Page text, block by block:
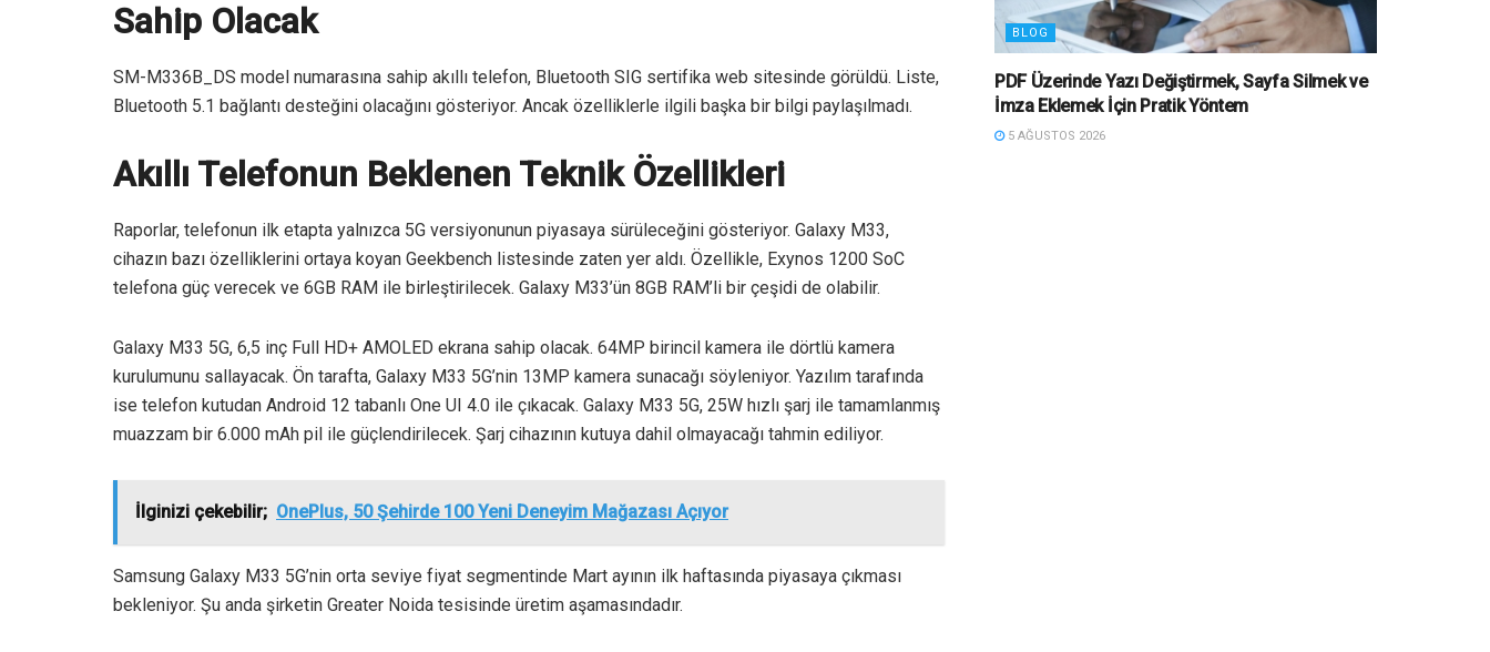
Sahip Olacak
SM-M336B_DS model numarasına sahip akıllı telefon, Bluetooth SIG sertifika web sitesinde görüldü. Liste,
Bluetooth 5.1 bağlantı desteğini olacağını gösteriyor. Ancak özelliklerle ilgili başka bir bilgi paylaşılmadı.
Akıllı Telefonun Beklenen Teknik Özellikleri
Raporlar, telefonun ilk etapta yalnızca 5G versiyonunun piyasaya sürüleceğini gösteriyor. Galaxy M33,
cihazın bazı özelliklerini ortaya koyan Geekbench listesinde zaten yer aldı. Özellikle, Exynos 1200 SoC
telefona güç verecek ve 6GB RAM ile birleştirilecek. Galaxy M33’ün 8GB RAM’li bir çeşidi de olabilir.
Galaxy M33 5G, 6,5 inç Full HD+ AMOLED ekrana sahip olacak. 64MP birincil kamera ile dörtlü kamera
kurulumunu sallayacak. Ön tarafta, Galaxy M33 5G’nin 13MP kamera sunacağı söyleniyor. Yazılım tarafında
ise telefon kutudan Android 12 tabanlı One UI 4.0 ile çıkacak. Galaxy M33 5G, 25W hızlı şarj ile tamamlanmış
muazzam bir 6.000 mAh pil ile güçlendirilecek. Şarj cihazının kutuya dahil olmayacağı tahmin ediliyor.
İlginizi çekebilir; OnePlus, 50 Şehirde 100 Yeni Deneyim Mağazası Açıyor
Samsung Galaxy M33 5G’nin orta seviye fiyat segmentinde Mart ayının ilk haftasında piyasaya çıkması
bekleniyor. Şu anda şirketin Greater Noida tesisinde üretim aşamasındadır.
BLOG
PDF Üzerinde Yazı Değiştirmek, Sayfa Silmek ve
İmza Eklemek İçin Pratik Yöntem
5 AĞUSTOS 2026